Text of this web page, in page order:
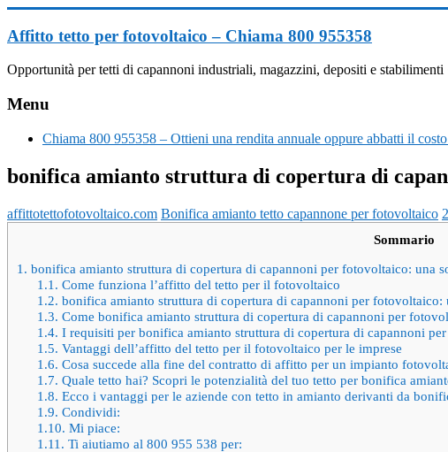
al
contenuto
Affitto tetto per fotovoltaico – Chiama 800 955358
Opportunità per tetti di capannoni industriali, magazzini, depositi e
Menu
Chiama 800 955358 – Ottieni una rendita annuale oppure abbatti il
bonifica amianto struttura di copertura di
affittotettofotovoltaico.com Bonifica amianto tetto capannone per fotovoltaico
Sommario
1. bonifica amianto struttura di copertura di capannoni per fotovoltaico: una
1.1. Come funziona l’affitto del tetto per il fotovoltaico
1.2. bonifica amianto struttura di copertura di capannoni per fotovoltaico:
1.3. Come bonifica amianto struttura di copertura di capannoni per
1.4. I requisiti per bonifica amianto struttura di copertura di capannoni
1.5. Vantaggi dell’affitto del tetto per il fotovoltaico per le imprese
1.6. Cosa succede alla fine del contratto di affitto per un impianto
1.7. Quale tetto hai? Scopri le potenzialità del tuo tetto per bonifica
1.8. Ecco i vantaggi per le aziende con tetto in amianto derivanti da
1.9. Condividi:
1.10. Mi piace:
1.11. Ti aiutiamo al 800 955 538 per: